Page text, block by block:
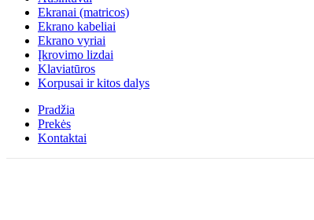
Ekranai (matricos)
Ekrano kabeliai
Ekrano vyriai
Įkrovimo lizdai
Klaviatūros
Korpusai ir kitos dalys
Pradžia
Prekės
Kontaktai